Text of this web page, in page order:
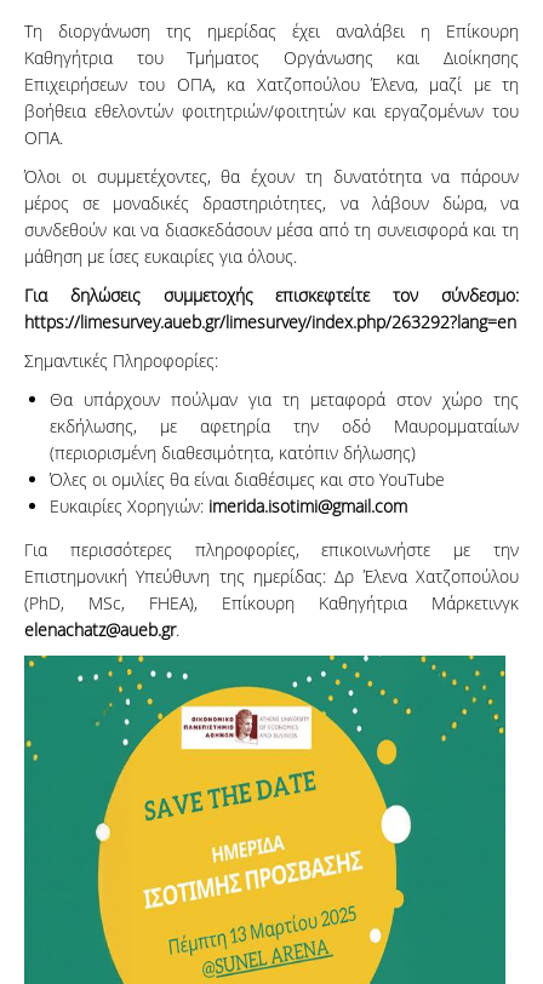
Tη διοργάνωση της ημερίδας έχει αναλάβει η Επίκουρη
Καθηγήτρια του Τμήματος Οργάνωσης και Διοίκησης
Επιχειρήσεων του ΟΠΑ, κα Χατζοπούλου Έλενα, μαζί με τη
βοήθεια εθελοντών φοιτητριών/φοιτητών και εργαζομένων του
ΟΠΑ.
Όλοι οι συμμετέχοντες, θα έχουν τη δυνατότητα να πάρουν
μέρος σε μοναδικές δραστηριότητες, να λάβουν δώρα, να
συνδεθούν και να διασκεδάσουν μέσα από τη συνεισφορά και τη
μάθηση με ίσες ευκαιρίες για όλους.
Για δηλώσεις συμμετοχής επισκεφτείτε τον σύνδεσμο:
https://limesurvey.aueb.gr/limesurvey/index.php/263292?lang=en
Σημαντικές Πληροφορίες:
Θα υπάρχουν πούλμαν για τη μεταφορά στον χώρο της
εκδήλωσης, με αφετηρία την οδό Μαυρομματαίων
(περιορισμένη διαθεσιμότητα, κατόπιν δήλωσης)
Όλες οι ομιλίες θα είναι διαθέσιμες και στο YouTube
Ευκαιρίες Χορηγιών: imerida.isotimi@gmail.com
Για περισσότερες πληροφορίες, επικοινωνήστε με την
Επιστημονική Υπεύθυνη της ημερίδας: Δρ Έλενα Χατζοπούλου
(PhD, MSc, FHEA), Επίκουρη Καθηγήτρια Μάρκετινγκ
elenachatz@aueb.gr.